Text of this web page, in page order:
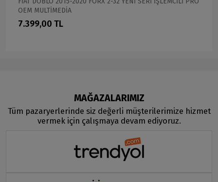
OEM MULTİMEDİA
7.399,00 TL
MAĞAZALARIMIZ
Tüm pazaryerlerinde siz değerli müşterilerimize hizmet
vermek için çalışmaya devam ediyoruz.